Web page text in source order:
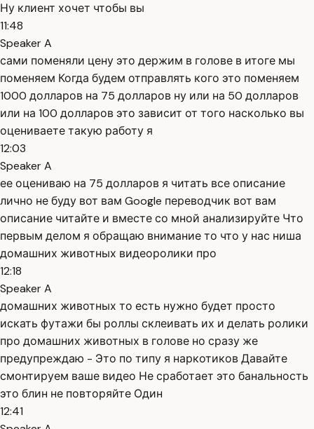
Ну клиент хочет чтобы вы
11:48
Speaker A
сами поменяли цену это держим в голове в итоге мы
поменяем Когда будем отправлять кого это поменяем
1000 долларов на 75 долларов ну или на 50 долларов
или на 100 долларов это зависит от того насколько вы
оцениваете такую работу я
12:03
Speaker A
ее оцениваю на 75 долларов я читать все описание
лично не буду вот вам Google переводчик вот вам
описание читайте и вместе со мной анализируйте Что
первым делом я обращаю внимание то что у нас ниша
домашних животных видеоролики про
12:18
Speaker A
домашних животных то есть нужно будет просто
искать футажи бы роллы склеивать их и делать ролики
про домашних животных в голове но сразу же
предупреждаю - Это по типу я наркотиков Давайте
смонтируем ваше видео Не сработает это банальность
это блин не повторяйте Один
12:41